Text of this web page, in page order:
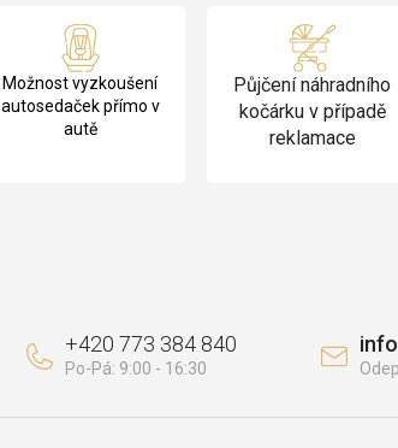
Možnost vyzkoušení
autosedaček přímo v
autě
Půjčení náhradního
kočárku v případě
reklamace
info
+420 773 384 840